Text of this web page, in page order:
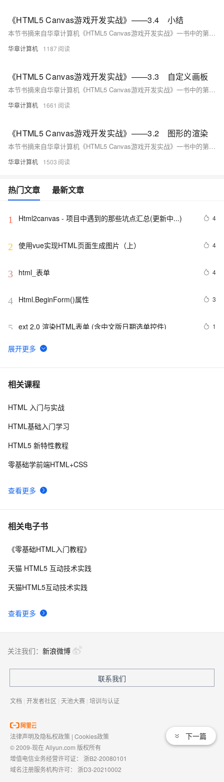
《HTML5 Canvas游戏开发实战》——3.4 小结
本节书摘来自华章计算机《HTML5 Canvas游戏开发实战》一书中的第3章，第3.4节,作者：张路斌著， 更多章节内容可以访问云栖社区“华章计算机”公众号查看。
华章计算机 1187
《HTML5 Canvas游戏开发实战》——3.3 自定义画板
本节书摘来自华章计算机《HTML5 Canvas游戏开发实战》一书中的第3章，第3.3节,作者：张路斌著， 更多章节内容可以访问云栖社区“华章计算机”公众号查看。
华章计算机 1661
《HTML5 Canvas游戏开发实战》——3.2 图形的渲染
本节书摘来自华章计算机《HTML5 Canvas游戏开发实战》一书中的第3章，第3.2节,作者：张路斌著， 更多章节内容可以访问云栖社区“华章计算机”公众号查看。
华章计算机 1503
热门文章 最新文章
1 Html2canvas - 项目中遇到的那些坑点汇总(更新中...) 4
2 使用vue实现HTML页面生成图片（上） 4
3 html_表单 4
4 Html.BeginForm()属性 3
5 ext 2.0 渲染HTML表单 (含中文版日期选单控件) 1
6
《智能前端技术与实践》——第 2 章 前端开发基础 ——
7 html5手机网站需要加的那些meta/link标签，html5 meta
8 【01】完成新年倒计时页面-蛇年新年快乐倒计时领取礼
html5+div+CSS+JavaScript-优雅草卓伊凡-做一条关于新
年的代码分享给你们-为了C站的分拼一下子
10IIS MIME类型问题(html5 video 本地打开可以，IIS打开
相关课程
查看更多
HTML 入门与实战
HTML基础入门学习
HTML5 新特性教程
零基础学前端HTML+CSS
相关电子书
查看更多
《零基础HTML入门教程》
天猫 HTML5 互动技术实践
天猫HTML5互动技术实践
下一篇
关注我们： 新浪微博
联系我们
文档 | 开发者社区 | 天池大赛 | 培训与认证
法律声明及隐私权政策 | Cookies政策
© 2009-现在 Aliyun.com 版权所有
增值电信业务经营许可证： 浙B2-20080101
域名注册服务机构许可： 浙D3-20210002